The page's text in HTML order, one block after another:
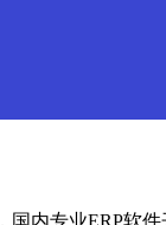
国内专业ERP软